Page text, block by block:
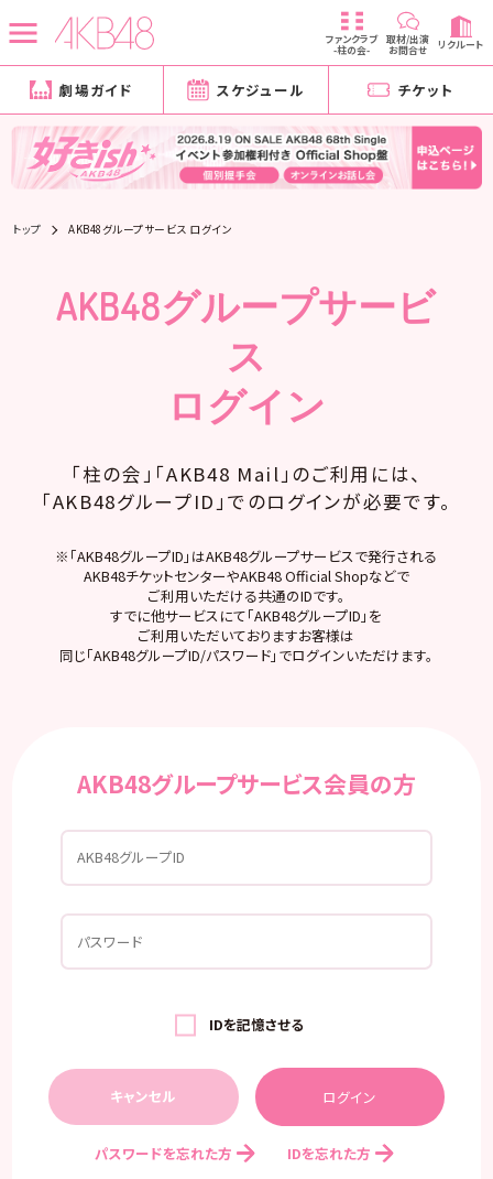
ファンクラブ
-柱の会-
取材/出演
お問合せ リクルート
劇場ガイド スケジュール チケット
トップ AKB48グループサービス ログイン
AKB48グループサービ
ス
ログイン
「柱の会」「AKB48 Mail」のご利用には、
「AKB48グループID」でのログインが必要です。
※「AKB48グループID」はAKB48グループサービスで発行される
AKB48チケットセンターやAKB48 Official Shopなどで
ご利用いただける共通のIDです。
すでに他サービスにて「AKB48グループID」を
ご利用いただいておりますお客様は
同じ「AKB48グループID/パスワード」でログインいただけます。
AKB48グループサービス会員の方
IDを記憶させる
キャンセル
パスワードを忘れた方 IDを忘れた方